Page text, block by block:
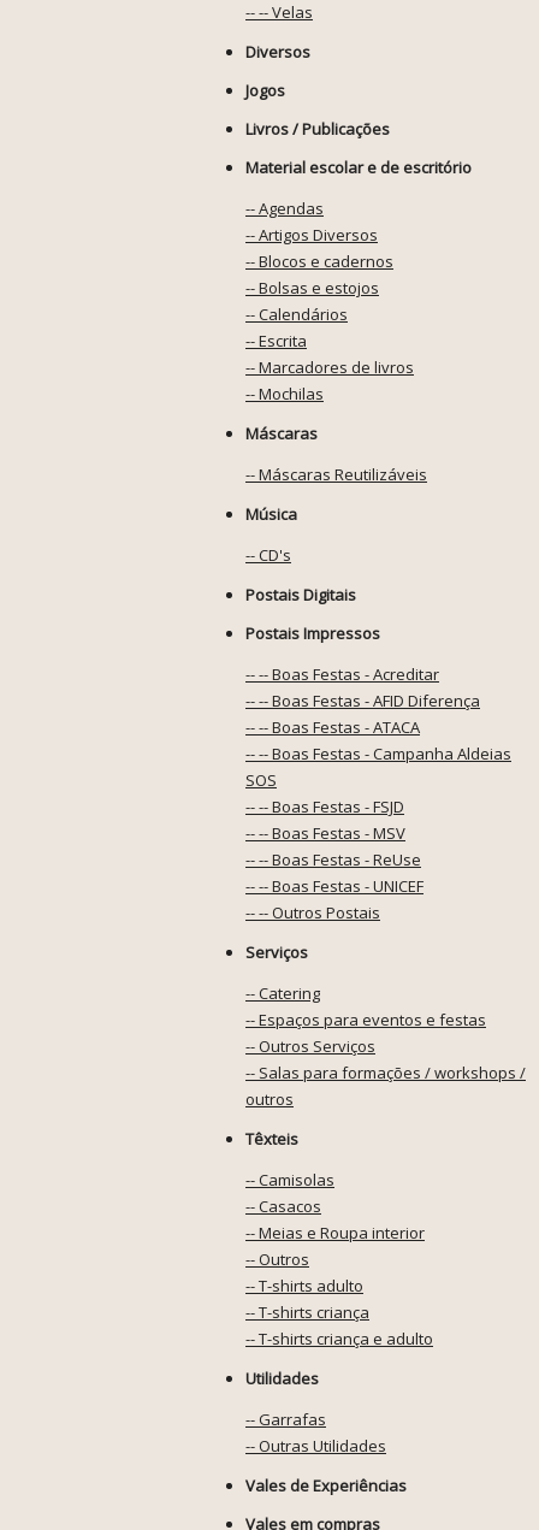
-- -- Velas
Diversos
Jogos
Livros / Publicações
Material escolar e de escritório
-- Agendas
-- Artigos Diversos
-- Blocos e cadernos
-- Bolsas e estojos
-- Calendários
-- Escrita
-- Marcadores de livros
-- Mochilas
Máscaras
-- Máscaras Reutilizáveis
Música
-- CD's
Postais Digitais
Postais Impressos
-- -- Boas Festas - Acreditar
-- -- Boas Festas - AFID Diferença
-- -- Boas Festas - ATACA
-- -- Boas Festas - Campanha Aldeias
SOS
-- -- Boas Festas - FSJD
-- -- Boas Festas - MSV
-- -- Boas Festas - ReUse
-- -- Boas Festas - UNICEF
-- -- Outros Postais
Serviços
-- Catering
-- Espaços para eventos e festas
-- Outros Serviços
-- Salas para formações / workshops /
outros
Têxteis
-- Camisolas
-- Casacos
-- Meias e Roupa interior
-- Outros
-- T-shirts adulto
-- T-shirts criança
-- T-shirts criança e adulto
Utilidades
-- Garrafas
-- Outras Utilidades
Vales de Experiências
Vales em compras